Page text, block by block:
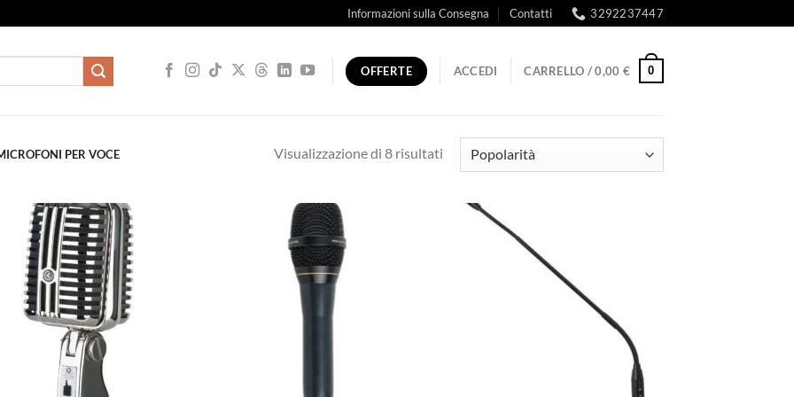
Informazioni sulla Consegna Contatti 3292237447
OFFERTE ACCEDI CARRELLO /0,00 € 0
PER VOCE Visualizzazione di 8 risultatiPopolarità